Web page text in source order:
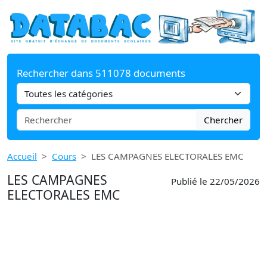
Rechercher dans 511078 documents
Chercher
Accueil Cours LES CAMPAGNES ELECTORALES EMC
LES CAMPAGNES
ELECTORALES EMC
Publié le 22/05/2026